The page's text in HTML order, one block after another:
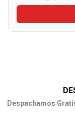
Despachamos